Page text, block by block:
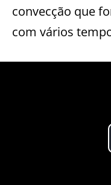
convecção que
com vários